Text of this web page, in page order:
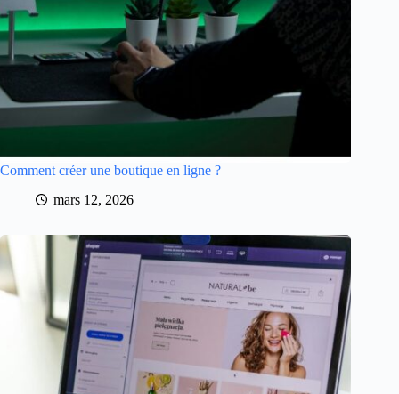
Comment créer une boutique en ligne ?
mars 12, 2026